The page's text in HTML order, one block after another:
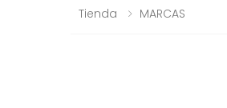
Tienda MARCAS